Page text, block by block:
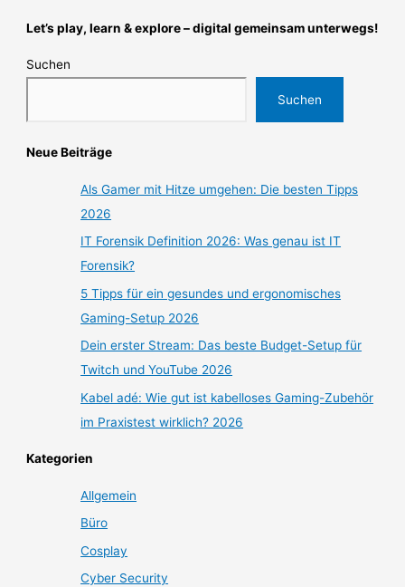
Let’s play, learn & explore – digital gemeinsam unterwegs!
Suchen
Suchen
Neue Beiträge
Als Gamer mit Hitze umgehen: Die besten Tipps
2026
IT Forensik Definition 2026: Was genau ist IT
Forensik?
5 Tipps für ein gesundes und ergonomisches
Gaming-Setup 2026
Dein erster Stream: Das beste Budget-Setup für
Twitch und YouTube 2026
Kabel adé: Wie gut ist kabelloses Gaming-Zubehör
im Praxistest wirklich? 2026
Kategorien
Allgemein
Büro
Cosplay
Cyber Security